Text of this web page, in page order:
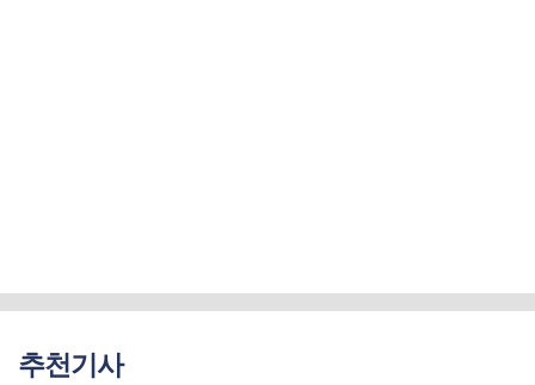
추천기사